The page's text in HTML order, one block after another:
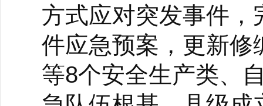
方式应对突发事件
件应急预案，更新修
等8个安全生产类、